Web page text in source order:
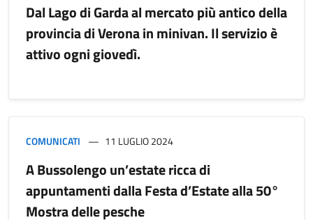
Dal Lago di Garda al mercato più antico della
provincia di Verona in minivan. Il servizio è
attivo ogni giovedì.
COMUNICATI 11 LUGLIO 2024
A Bussolengo un’estate ricca di
appuntamenti dalla Festa d’Estate alla 50°
Mostra delle pesche